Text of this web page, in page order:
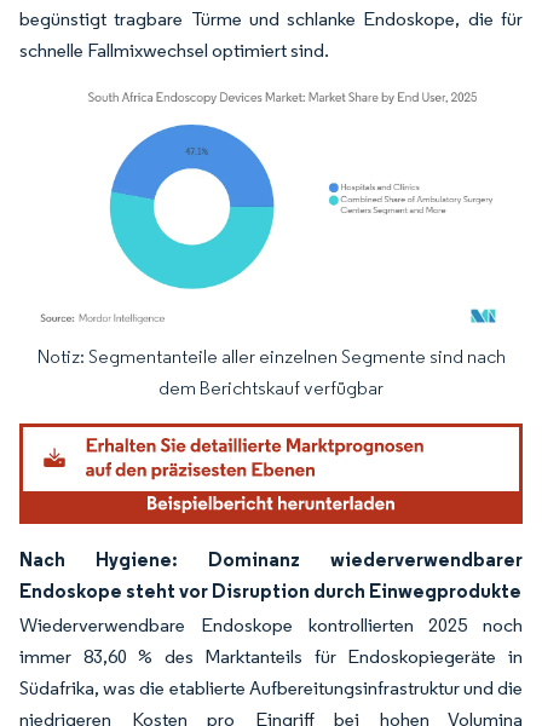
begünstigt tragbare Türme und schlanke Endoskope, die für
schnelle Fallmixwechsel optimiert sind.
Bild © Mordor Intelligence. Wiederverwendung erfordert Namensnennung
Notiz: Segmentanteile aller einzelnen Segmente sind nach
dem Berichtskauf verfügbar
Nach Hygiene: Dominanz wiederverwendbarer
Endoskope steht vor Disruption durch Einwegprodukte
Wiederverwendbare Endoskope kontrollierten 2025 noch
immer 83,60 % des Marktanteils für Endoskopiegeräte in
Südafrika, was die etablierte Aufbereitungsinfrastruktur und die
niedrigeren Kosten pro Eingriff bei hohen Volumina